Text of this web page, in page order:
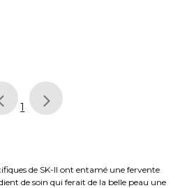
page
1 of 1, currently selected
de SK-II ont entamé une fervente
de soin qui ferait de la belle peau une